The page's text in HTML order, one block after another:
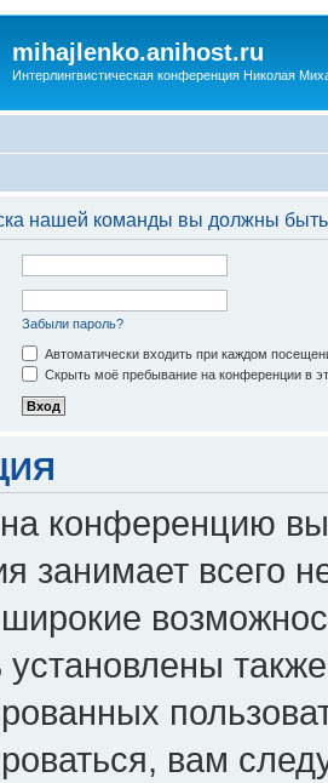
mihajlenko.anihost.ru
Интерлингвистическая конференция Николая
нашей команды вы должны
Забыли пароль?
Автоматически входить при каждом
Скрыть моё пребывание на конференции в
конференцию
занимает всего
установлены
вам